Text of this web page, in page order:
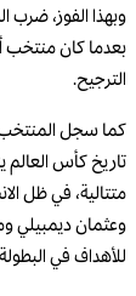
وبهذا الفوز، ضرب
بعدما كان منتخب
الترجيح.
كما سجل المنتخب
تاريخ كأس
متتالية، في ظل
وعثمان ديمبيلي
للأهداف في